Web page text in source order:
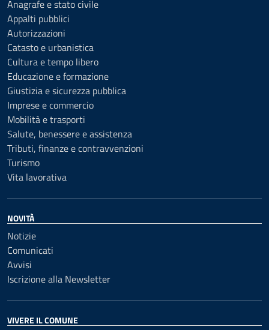
Anagrafe e stato civile
Appalti pubblici
Autorizzazioni
Catasto e urbanistica
Cultura e tempo libero
Educazione e formazione
Giustizia e sicurezza pubblica
Imprese e commercio
Mobilità e trasporti
Salute, benessere e assistenza
Tributi, finanze e contravvenzioni
Turismo
Vita lavorativa
NOVITÀ
Notizie
Comunicati
Avvisi
Iscrizione alla Newsletter
VIVERE IL COMUNE